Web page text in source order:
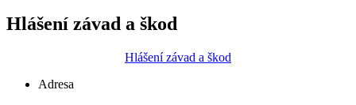
Hlášení závad a škod
Hlášení závad a škod
Adresa